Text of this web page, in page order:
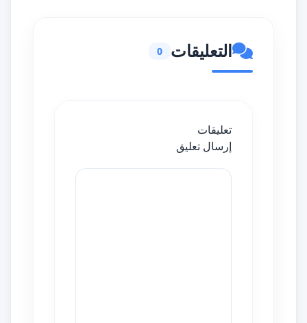
التعليقات 0
تعليقات
إرسال تعليق